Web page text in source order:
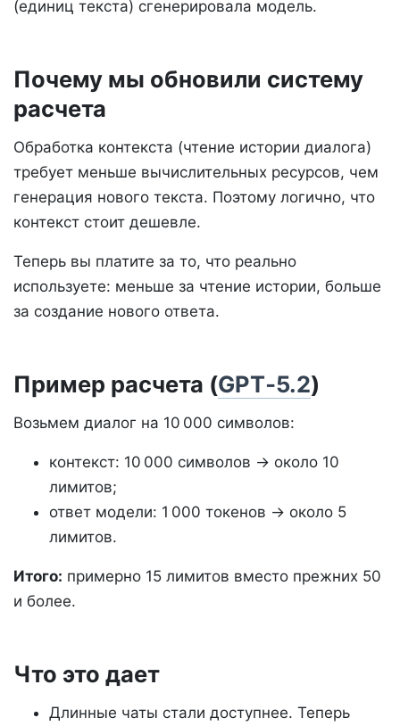
(единиц текста) сгенерировала модель.
Почему мы обновили систему
расчета
Обработка контекста (чтение истории диалога)
требует меньше вычислительных ресурсов, чем
генерация нового текста. Поэтому логично, что
контекст стоит дешевле.
Теперь вы платите за то, что реально
используете: меньше за чтение истории, больше
за создание нового ответа.
Пример расчета (GPT‑5.2)
Возьмем диалог на 10 000 символов:
контекст: 10 000 символов → около 10
лимитов;
ответ модели: 1 000 токенов → около 5
лимитов.
Итого: примерно 15 лимитов вместо прежних 50
и более.
Что это дает
Длинные чаты стали доступнее. Теперь